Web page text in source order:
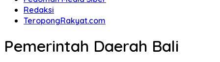
Redaksi
TeropongRakyat.com
Pemerintah Daerah Bali